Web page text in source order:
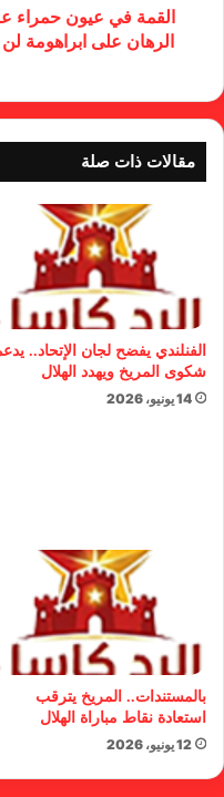
القمة في عيون حمراء
الرهان على
مقالات ذات صلة
الفنلندي يفضح لجان الإتحاد..
شكوى المريخ ويهدد الهلال
14 يونيو، 2026
بالمستندات.. المريخ يترقب
استعادة نقاط مباراة الهلال
12 يونيو، 2026